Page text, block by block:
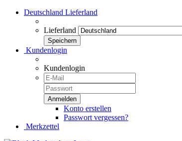
Deutschland Lieferland
Lieferland
Kundenlogin
Kundenlogin
Konto erstellen
Passwort vergessen?
Merkzettel